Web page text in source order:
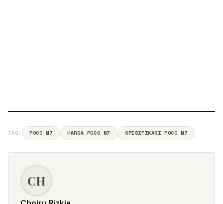
TAG: POCO M7 HARGA POCO M7 SPESIFIKASI POCO M7
CH